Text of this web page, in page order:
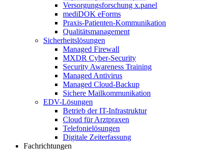
Versorgungsforschung x.panel
mediDOK eForms
Praxis-Patienten-Kommunikation
Qualitätsmanagement
Sicherheitslösungen
Managed Firewall
MXDR Cyber-Security
Security Awareness Training
Managed Antivirus
Managed Cloud-Backup
Sichere Mailkommunikation
EDV-Lösungen
Betrieb der IT-Infrastruktur
Cloud für Arztpraxen
Telefonielösungen
Digitale Zeiterfassung
Fachrichtungen